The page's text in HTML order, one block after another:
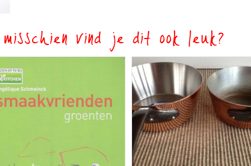
vind je dit ook leuk?